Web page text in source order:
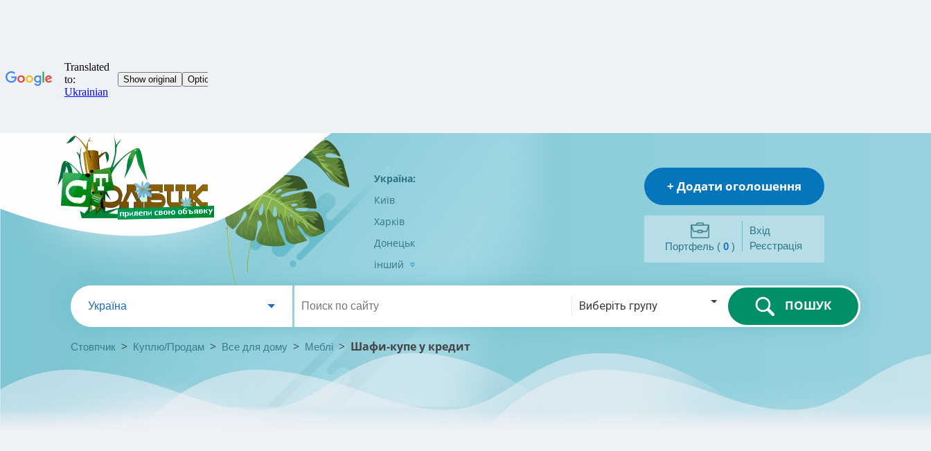
Україна:
Київ
Харків
Донецьк
інший
+ Додати оголошення
Портфель ( 0 )
Вхід
Реєстрація
Україна Виберіть групу ПОШУК
Стовпчик > Куплю/Продам > Все для дому > Меблі > Шафи-купе у кредит